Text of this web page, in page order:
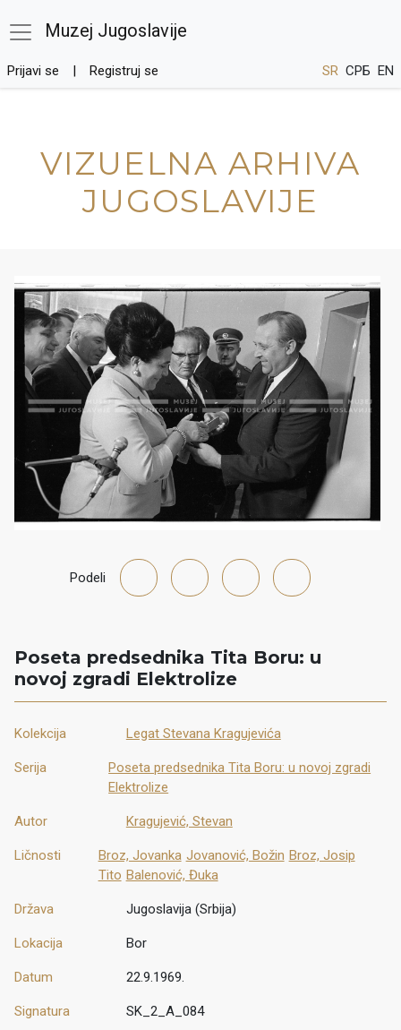
Muzej Jugoslavije
Prijavi se Registruj se SR СРБ EN
VIZUELNA ARHIVA
JUGOSLAVIJE
Podeli
Poseta predsednika Tita Boru: u
novoj zgradi Elektrolize
Kolekcija Legat Stevana Kragujevića
Serija
Poseta predsednika Tita Boru: u novoj zgradi
Elektrolize
Autor Kragujević, Stevan
Ličnosti Broz, Jovanka Jovanović, Božin Broz, Josip
Tito Balenović, Đuka
Država Jugoslavija (Srbija)
Lokacija Bor
Datum 22.9.1969.
Signatura SK_2_A_084